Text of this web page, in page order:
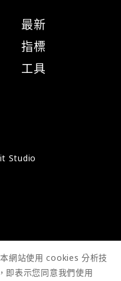
最新
指標
工具
Studio
網站使用 cookies 分析技
即表示您同意我們使用